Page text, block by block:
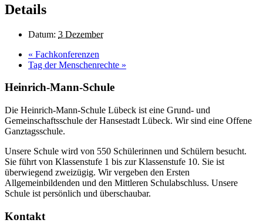
Details
Datum: 3 Dezember
« Fachkonferenzen
Tag der Menschenrechte »
Heinrich-Mann-Schule
Die Heinrich-Mann-Schule Lübeck ist eine Grund- und
Gemeinschaftsschule der Hansestadt Lübeck. Wir sind eine Offene
Ganztagsschule.
Unsere Schule wird von 550 Schülerinnen und Schülern besucht.
Sie führt von Klassenstufe 1 bis zur Klassenstufe 10. Sie ist
überwiegend zweizügig. Wir vergeben den Ersten
Allgemeinbildenden und den Mittleren Schulabschluss. Unsere
Schule ist persönlich und überschaubar.
Kontakt